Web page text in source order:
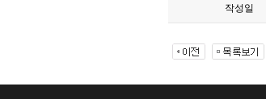
작성일